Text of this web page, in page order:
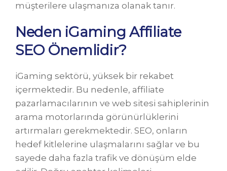
müşterilere ulaşmanıza olanak tanır.
Neden iGaming Affiliate
SEO Önemlidir?
iGaming sektörü, yüksek bir rekabet
içermektedir. Bu nedenle, affiliate
pazarlamacılarının ve web sitesi sahiplerinin
arama motorlarında görünürlüklerini
artırmaları gerekmektedir. SEO, onların
hedef kitlelerine ulaşmalarını sağlar ve bu
sayede daha fazla trafik ve dönüşüm elde